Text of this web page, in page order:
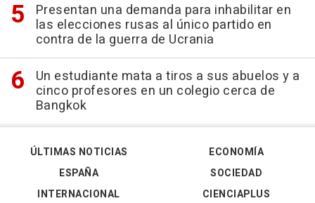
Presentan una demanda para inhabilitar en
las elecciones rusas al único partido en
contra de la guerra de Ucrania
Un estudiante mata a tiros a sus abuelos y a
cinco profesores en un colegio cerca de
Bangkok
ÚLTIMAS NOTICIAS
ESPAÑA
INTERNACIONAL
ECONOMÍA
SOCIEDAD
CIENCIAPLUS